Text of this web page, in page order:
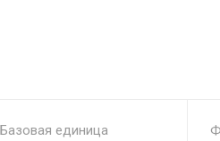
и саунах. Сосновые двери
Базовая единица